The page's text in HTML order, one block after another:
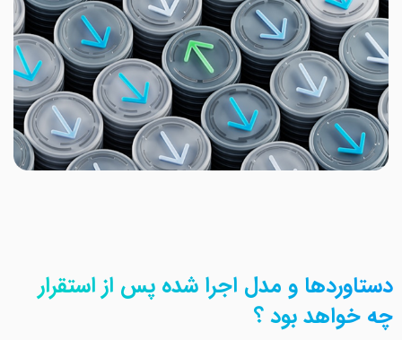
دستاوردها و مدل اجرا شده پس از استقرار
چه خواهد بود ؟